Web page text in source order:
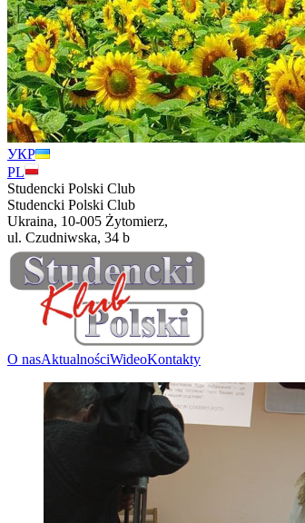
УКР
PL
Studencki Polski Club
Studencki Polski Club
Ukraina, 10-005 Żytomierz,
ul. Czudniwska, 34 b
O nasAktualnościWideoKontakty